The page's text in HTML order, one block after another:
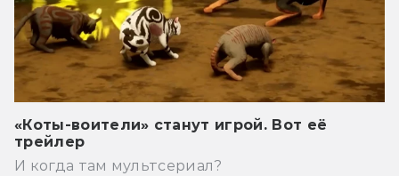
«Коты-воители» станут игрой. Вот её
трейлер
И когда там мультсериал?